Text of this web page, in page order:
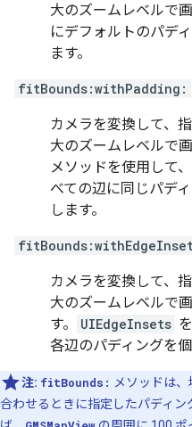
大のズームレベルで
にデフォルトのパデ
ます。
fitBounds:withPadding:
カメラを変換して、
大のズームレベルで
メソッドを使用して
べての辺に同じパデ
します。
カメラを変換して、
大のズームレベルで
す。
UIEdgeInsets
各辺のパディングを
注: fitBounds: メソッドは
合わせるときに指定したパディ